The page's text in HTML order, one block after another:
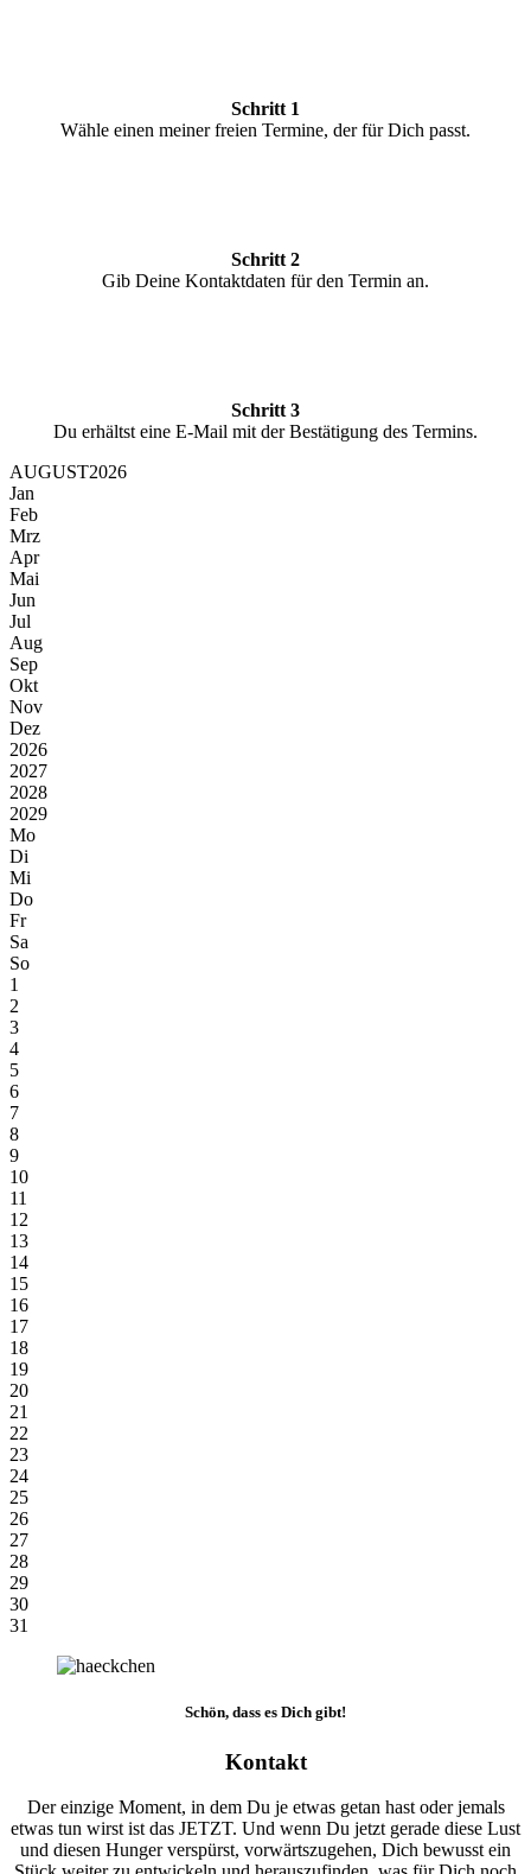
Schritt 1
Wähle einen meiner freien Termine, der für Dich passt.
Schritt 2
Gib Deine Kontaktdaten für den Termin an.
Schritt 3
Du erhältst eine E-Mail mit der Bestätigung des Termins.
AUGUST2026
Jan
Feb
Mrz
Apr
Mai
Jun
Jul
Aug
Sep
Okt
Nov
Dez
2026
2027
2028
2029
Mo
Di
Mi
Do
Fr
Sa
So
1
2
3
4
5
6
7
8
9
10
11
12
13
14
15
16
17
18
19
20
21
22
23
24
25
26
27
28
29
30
31
Schön, dass es Dich gibt!
Kontakt
Der einzige Moment, in dem Du je etwas getan hast oder jemals
etwas tun wirst ist das JETZT. Und wenn Du jetzt gerade diese Lust
und diesen Hunger verspürst, vorwärtszugehen, Dich bewusst ein